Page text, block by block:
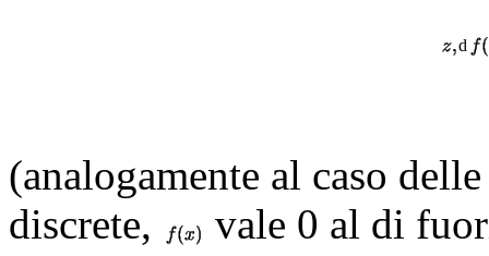
d
(analogamente al caso
discrete,
vale 0 al di